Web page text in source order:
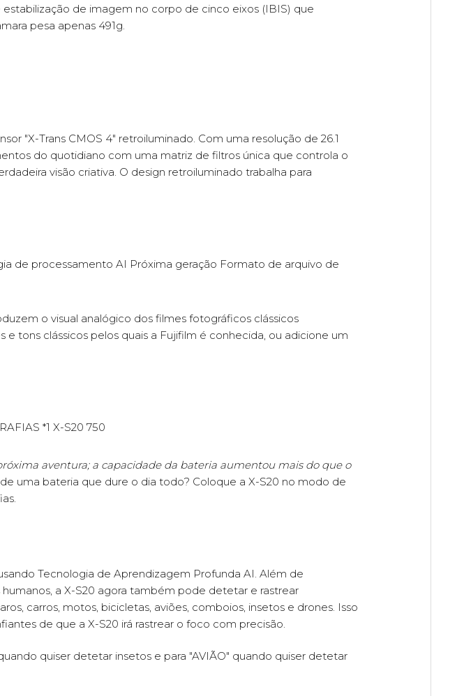
de imagem no corpo de cinco eixos (IBIS) que
pesa apenas 491g.
"X-Trans CMOS 4" retroiluminado. Com uma resolução de 26.1
do quotidiano com uma matriz de filtros única que controla o
visão criativa. O design retroiluminado trabalha para
de processamento AI Próxima geração Formato de arquivo de
o visual analógico dos filmes fotográficos clássicos
tons clássicos pelos quais a Fujifilm é conhecida, ou adicione um
*1 X-S20 750
aventura; a capacidade da bateria aumentou mais do que o
uma bateria que dure o dia todo? Coloque a X-S20 no modo de
Tecnologia de Aprendizagem Profunda AI. Além de
a X-S20 agora também pode detetar e rastrear
carros, motos, bicicletas, aviões, comboios, insetos e drones. Isso
de que a X-S20 irá rastrear o foco com precisão.
quiser detetar insetos e para "AVIÃO" quando quiser detetar